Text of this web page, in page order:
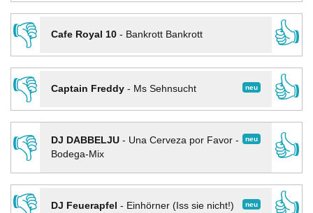
👎
Cafe Royal 10- Bankrott Bankrott
👍
👎
neu
Captain Freddy- Ms Sehnsucht
👍
👎
neu
DJ DABBELJU- Una Cerveza por Favor -
Bodega-Mix
👍
👎
neu
DJ Feuerapfel - Einhörner (Iss sie nicht!)
👍